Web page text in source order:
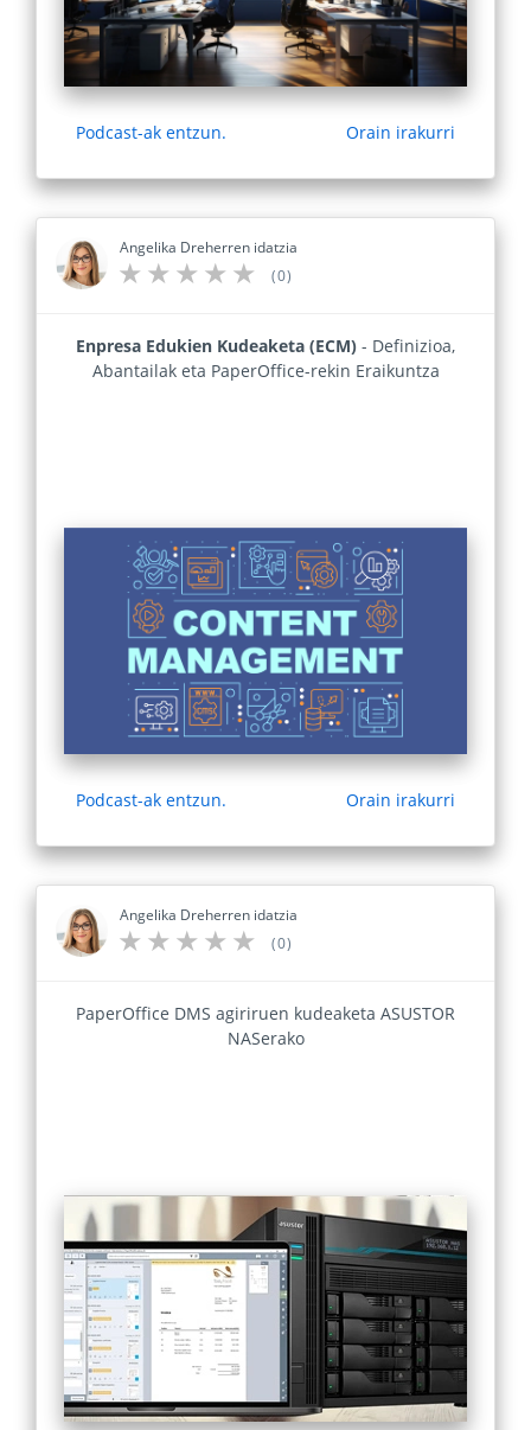
Podcast-ak entzun. Orain irakurri
Angelika Dreherren idatzia
(0)
Enpresa Edukien Kudeaketa (ECM) - Definizioa,
Abantailak eta PaperOffice-rekin Eraikuntza
Podcast-ak entzun. Orain irakurri
Angelika Dreherren idatzia
(0)
PaperOffice DMS agiriruen kudeaketa ASUSTOR
NASerako